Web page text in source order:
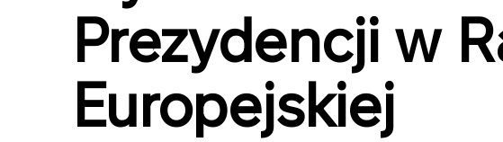
Prezydencji w
Europejskiej